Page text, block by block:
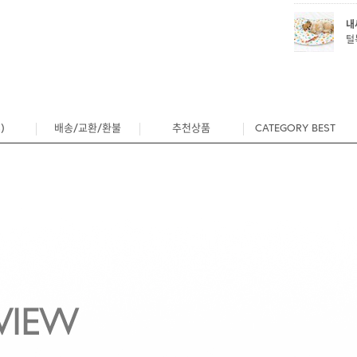
내
털
) 배송/교환/환불 추천상품 CATEGORY BEST